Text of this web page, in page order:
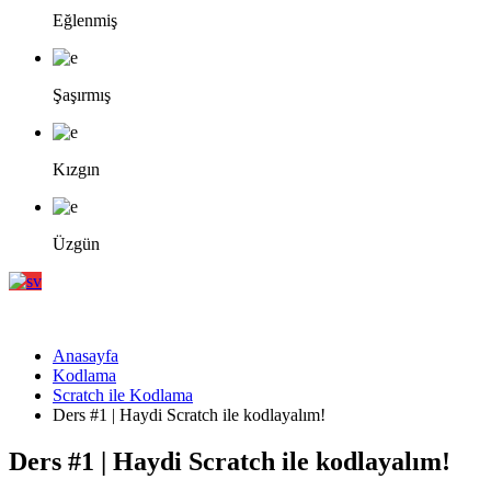
Eğlenmiş
Şaşırmış
Kızgın
Üzgün
Anasayfa
Kodlama
Scratch ile Kodlama
Ders #1 | Haydi Scratch ile kodlayalım!
Ders #1 | Haydi Scratch ile kodlayalım!